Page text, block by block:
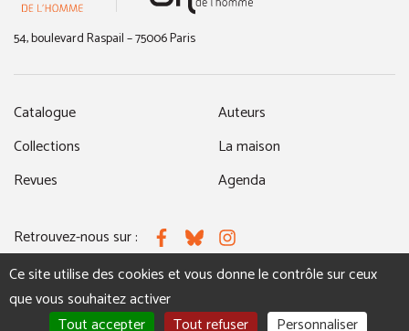
54, boulevard Raspail – 75006 Paris
Catalogue
Collections
Revues
Auteurs
La maison
Agenda
Retrouvez-nous sur : FacebookBlueskyInstagram
MENTIONS LÉGALES NOUS CONTACTER
Ce site utilise des cookies et vous donne le contrôle sur ceux
que vous souhaitez activer
Tout accepter
Tout refuser Personnaliser